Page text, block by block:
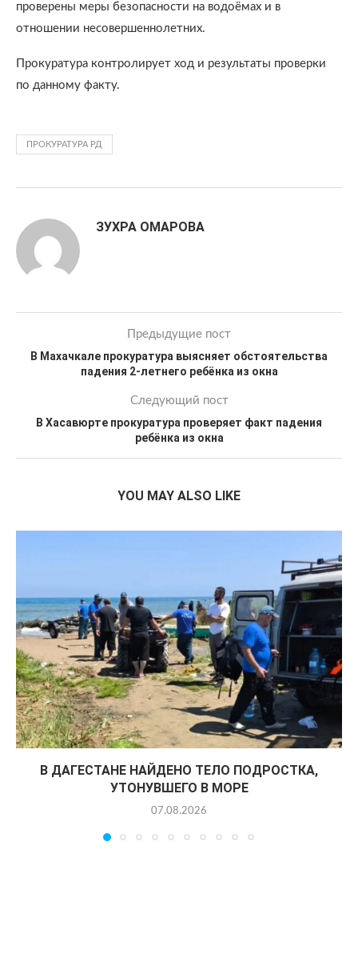
проверены меры безопасности на водоёмах и в
отношении несовершеннолетних.
Прокуратура контролирует ход и результаты проверки
по данному факту.
ПРОКУРАТУРА РД
ЗУХРА ОМАРОВА
Предыдущие пост
В Махачкале прокуратура выясняет обстоятельства
падения 2-летнего ребёнка из окна
Следующий пост
В Хасавюрте прокуратура проверяет факт падения
ребёнка из окна
YOU MAY ALSO LIKE
В ДАГЕСТАНЕ НАЙДЕНО ТЕЛО ПОДРОСТКА,
УТОНУВШЕГО В МОРЕ
07.08.2026